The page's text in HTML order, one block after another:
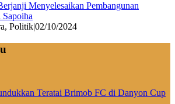
Menyelesaikan Pembangunan
Politik|02/10/2024
Teratai Brimob FC di Danyon Cup